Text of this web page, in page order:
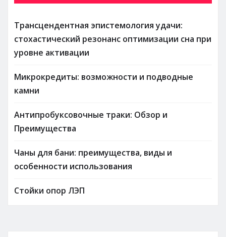
Трансцендентная эпистемология удачи:
стохастический резонанс оптимизации сна при
уровне активации
Микрокредиты: возможности и подводные
камни
Антипробуксовочные траки: Обзор и
Преимущества
Чаны для бани: преимущества, виды и
особенности использования
Стойки опор ЛЭП